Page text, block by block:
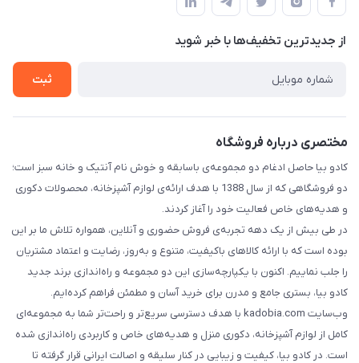
تماس با ما
حریم خصوصی
راهنما
از جدید‌ترین تخفیف‌ها با‌ خبر شوید
ثبت
مختصری درباره فروشگاه
کادو بیا حاصل ادغام دو مجموعه‌ی باسابقه و خوش‌ نام آنتیک و خانه سبز است؛
دو فروشگاهی که از سال 1388 با هدف ارائه‌ی لوازم آشپزخانه، محصولات دکوری
و هدیه‌های خاص فعالیت خود را آغاز کردند.
در طی بیش از یک دهه تجربه‌ی فروش حضوری و آنلاین، همواره تلاش ما بر این
بوده است که با ارائه کالاهای باکیفیت، متنوع و به‌روز، رضایت و اعتماد مشتریان
را جلب نماییم. اکنون با یکپارچه‌سازی این دو مجموعه و راه‌اندازی برند جدید
کادو بیا، بستری جامع و مدرن برای خرید آسان و مطمئن فراهم کرده‌ایم.
وب‌سایت kadobia.com با هدف دسترسی سریع‌تر و راحت‌تر شما به مجموعه‌ای
کامل از لوازم آشپزخانه، دکوری منزل و هدیه‌های خاص و کاربردی راه‌اندازی شده
است. در کادو بیا، کیفیت و زیبایی در کنار سلیقه و اصالت ایرانی قرار گرفته تا